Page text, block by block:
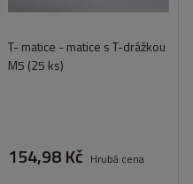
T- matice - matice s T-drážkou
M5 (25 ks)
154,98 Kč Hrubá cena